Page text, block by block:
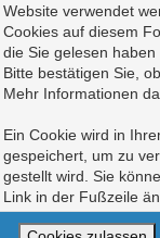
Website verwendet
Cookies auf diesem
die Sie gelesen
Bitte bestätigen Sie,
Mehr Informationen
Ein Cookie wird in
gespeichert, um zu
gestellt wird. Sie
Link in der Fußzeile